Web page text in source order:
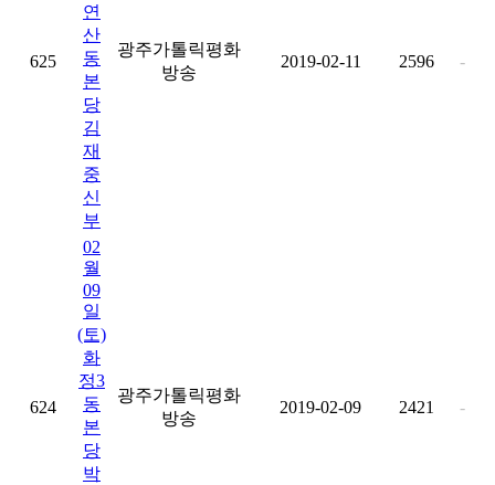
625
연
산
동
본
당
김
재
중
신
부
광주가톨릭평화
방송
2019-02-11 2596 -
624
02
월
09
일
(토)
화
정3
동
본
당
박
광주가톨릭평화
방송
2019-02-09 2421 -